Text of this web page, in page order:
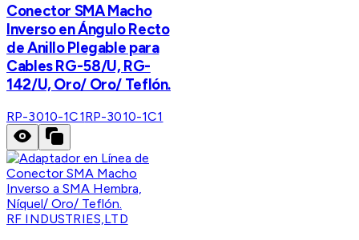
Conector SMA Macho
Inverso en Ángulo Recto
de Anillo Plegable para
Cables RG-58/U, RG-
142/U, Oro/ Oro/ Teflón.
RP-3010-1C1RP-3010-1C1
RF INDUSTRIES,LTD